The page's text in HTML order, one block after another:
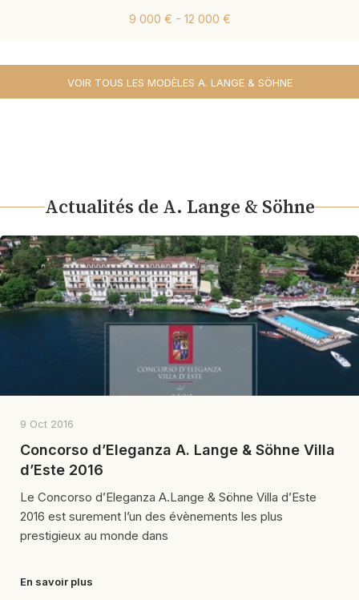
9 000 € - 12 000 €
VOIR TOUS LES MODÈLES A. LANGE & SÖHNE
Actualités de A. Lange & Söhne
9 Oct 2016
Concorso d’Eleganza A. Lange & Söhne Villa
d’Este 2016
Le Concorso d’Eleganza A.Lange & Söhne Villa d’Este
2016 est surement l’un des évènements les plus
prestigieux au monde dans
En savoir plus